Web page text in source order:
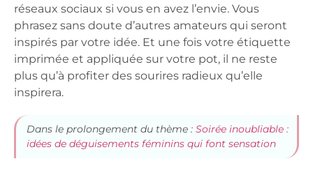
réseaux sociaux si vous en avez l’envie. Vous
phrasez sans doute d’autres amateurs qui seront
inspirés par votre idée. Et une fois votre étiquette
imprimée et appliquée sur votre pot, il ne reste
plus qu’à profiter des sourires radieux qu’elle
inspirera.
Dans le prolongement du thème : Soirée inoubliable :
idées de déguisements féminins qui font sensation